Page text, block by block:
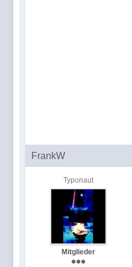
FrankW
Typonaut
Mitglieder